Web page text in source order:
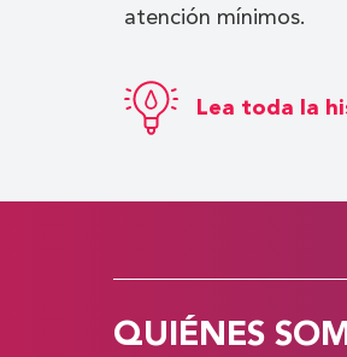
atención mínimos.
Lea toda la
QUIÉNES